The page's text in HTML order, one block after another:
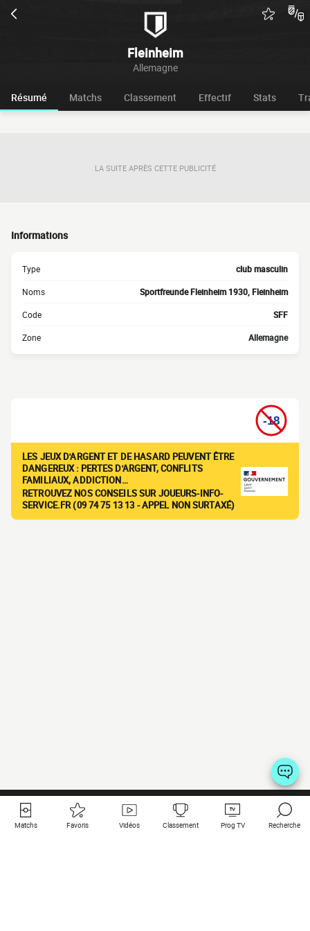
Fleinheim
Allemagne
Résumé Matchs Classement Effectif Stats
LA SUITE APRÈS CETTE PUBLICITÉ
Informations
Type club masculin
Noms Sportfreunde Fleinheim 1930, Fleinheim
Code SFF
Zone Allemagne
LES JEUX D'ARGENT ET DE HASARD PEUVENT ÊTRE
DANGEREUX : PERTES D'ARGENT, CONFLITS
FAMILIAUX, ADDICTION…
RETROUVEZ NOS CONSEILS SUR JOUEURS-INFO-
SERVICE.FR (09 74 75 13 13 - APPEL NON SURTAXÉ)
Matchs Favoris Vidéos Classement Prog TV Recherche